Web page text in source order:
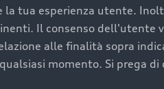
la tua esperienza utente.
Il consenso dell'utente
alle finalità sopra
momento. Si prega
corrisponde a uno
documentazione completa
degli interni: una buona